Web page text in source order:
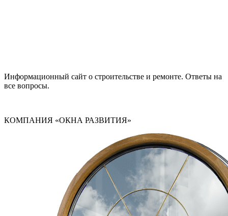
Информационный сайт о строительстве и ремонте. Ответы на
все вопросы.
КОМПАНИЯ «ОКНА РАЗВИТИЯ»